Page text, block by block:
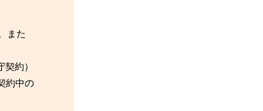
また
約）
約中の